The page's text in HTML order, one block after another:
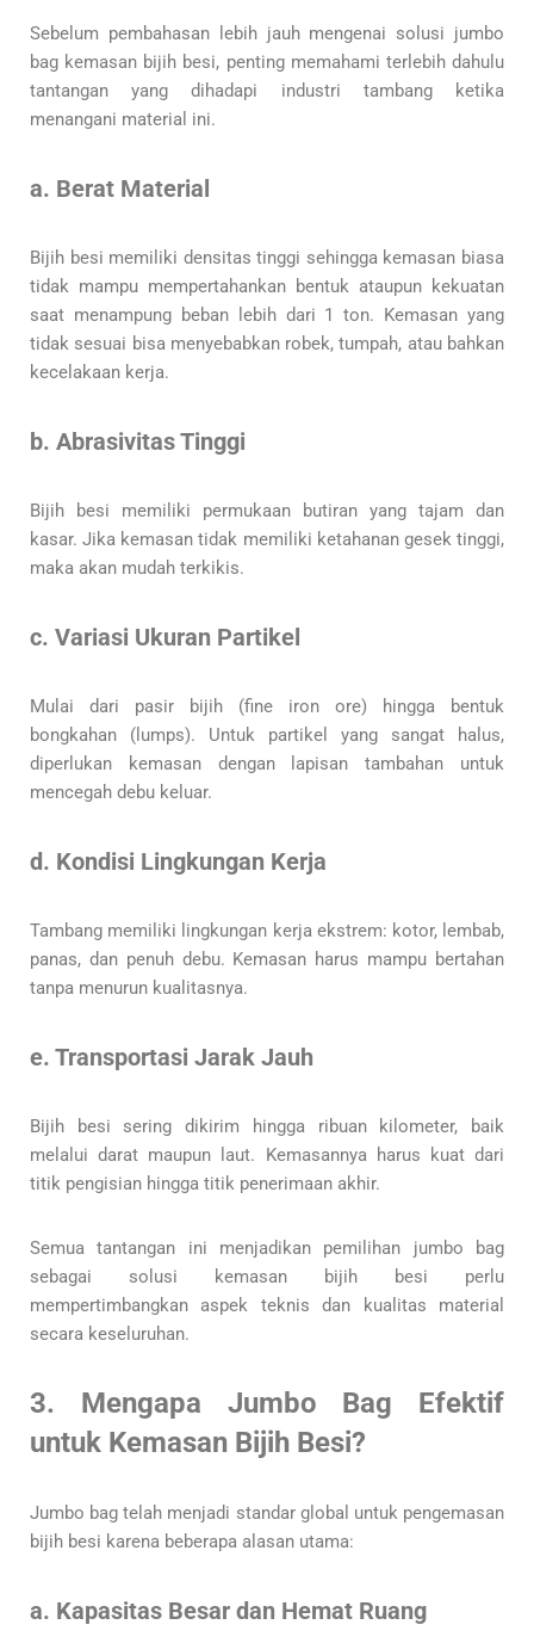
Sebelum pembahasan lebih jauh mengenai solusi jumbo
bag kemasan bijih besi, penting memahami terlebih dahulu
tantangan yang dihadapi industri tambang ketika
menangani material ini.
a. Berat Material
Bijih besi memiliki densitas tinggi sehingga kemasan biasa
tidak mampu mempertahankan bentuk ataupun kekuatan
saat menampung beban lebih dari 1 ton. Kemasan yang
tidak sesuai bisa menyebabkan robek, tumpah, atau bahkan
kecelakaan kerja.
b. Abrasivitas Tinggi
Bijih besi memiliki permukaan butiran yang tajam dan
kasar. Jika kemasan tidak memiliki ketahanan gesek tinggi,
maka akan mudah terkikis.
c. Variasi Ukuran Partikel
Mulai dari pasir bijih (fine iron ore) hingga bentuk
bongkahan (lumps). Untuk partikel yang sangat halus,
diperlukan kemasan dengan lapisan tambahan untuk
mencegah debu keluar.
d. Kondisi Lingkungan Kerja
Tambang memiliki lingkungan kerja ekstrem: kotor, lembab,
panas, dan penuh debu. Kemasan harus mampu bertahan
tanpa menurun kualitasnya.
e. Transportasi Jarak Jauh
Bijih besi sering dikirim hingga ribuan kilometer, baik
melalui darat maupun laut. Kemasannya harus kuat dari
titik pengisian hingga titik penerimaan akhir.
Semua tantangan ini menjadikan pemilihan jumbo bag
sebagai solusi kemasan bijih besi perlu
mempertimbangkan aspek teknis dan kualitas material
secara keseluruhan.
3. Mengapa Jumbo Bag Efektif
untuk Kemasan Bijih Besi?
Jumbo bag telah menjadi standar global untuk pengemasan
bijih besi karena beberapa alasan utama:
a. Kapasitas Besar dan Hemat Ruang